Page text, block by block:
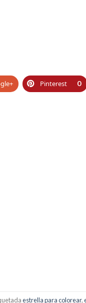
Pinterest 0
estrella para colorear,